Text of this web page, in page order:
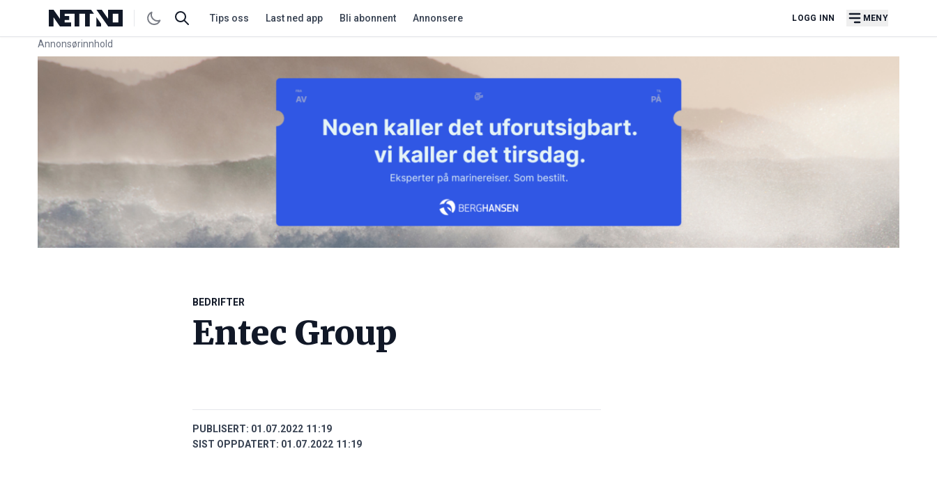
Tips oss Last ned app Bli abonnent Annonsere LOGG INN MENY
Annonsørinnhold
Link for annonse
BEDRIFTER
Entec Group
PUBLISERT: 01.07.2022 11:19
SIST OPPDATERT: 01.07.2022 11:19